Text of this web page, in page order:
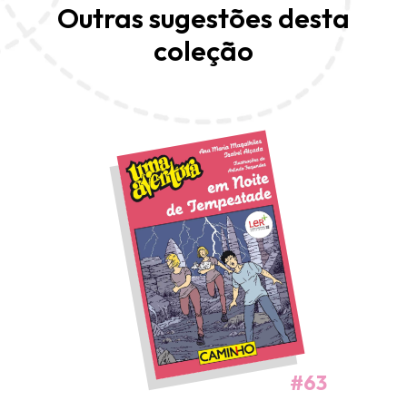
Outras sugestões desta
coleção
#63